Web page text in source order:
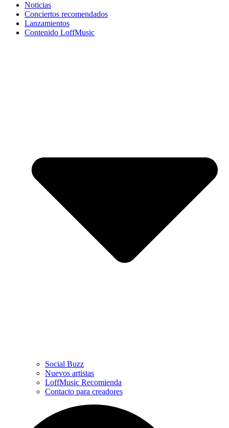
Noticias
Conciertos recomendados
Lanzamientos
Contenido LoffMusic
Social Buzz
Nuevos artistas
LoffMusic Recomienda
Contacto para creadores